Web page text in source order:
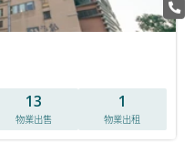
13
物業出售
1
物業出租